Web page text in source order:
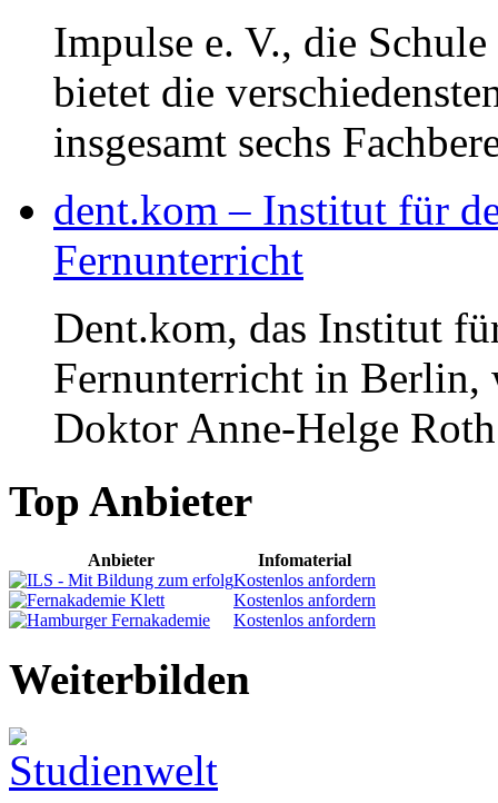
Impulse e. V., die
bietet die
insgesamt sechs
dent.kom – Institut für
Fernunterricht
Dent.kom, das Institut
Fernunterricht in Berlin,
Doktor Anne-Helge
Top Anbieter
Anbieter
Infomaterial
Kostenlos anfordern
Kostenlos anfordern
Kostenlos anfordern
Weiterbilden